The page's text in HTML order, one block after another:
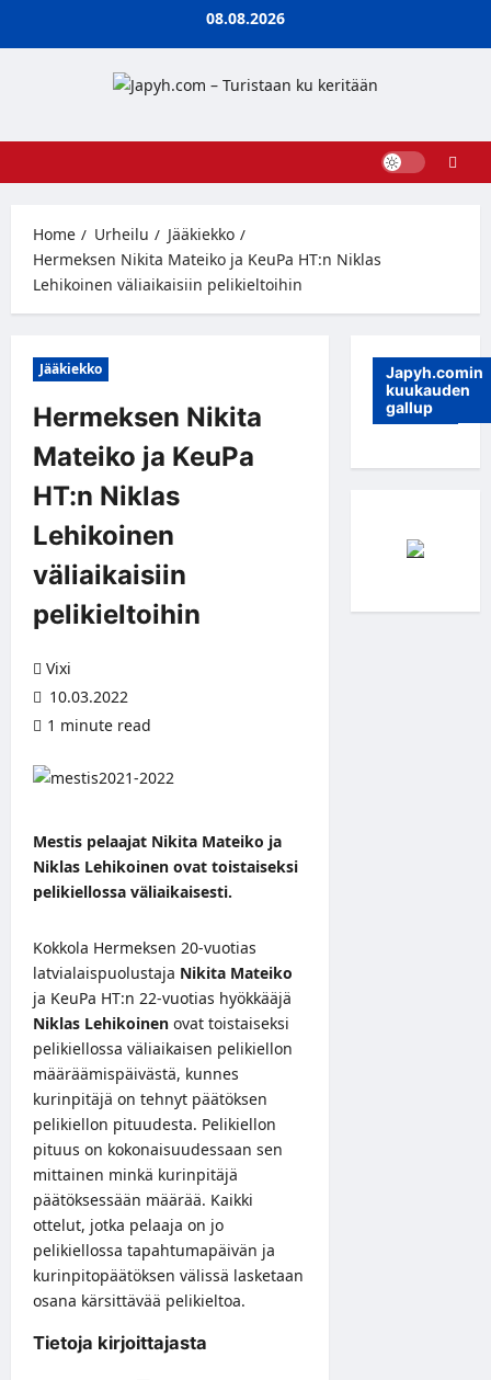
08.08.2026
Home Urheilu
Jääkiekko
Hermeksen Nikita Mateiko ja KeuPa HT:n Niklas
Lehikoinen väliaikaisiin pelikieltoihin
Jääkiekko
Hermeksen Nikita
Mateiko ja KeuPa
HT:n Niklas
Lehikoinen
väliaikaisiin
pelikieltoihin
Vixi
10.03.2022
1 minute read
Mestis pelaajat Nikita Mateiko ja
Niklas Lehikoinen ovat toistaiseksi
pelikiellossa väliaikaisesti.
Kokkola Hermeksen 20-vuotias
latvialaispuolustaja Nikita Mateiko
ja KeuPa HT:n 22-vuotias hyökkääjä
Niklas Lehikoinen ovat toistaiseksi
pelikiellossa väliaikaisen pelikiellon
määräämispäivästä, kunnes
kurinpitäjä on tehnyt päätöksen
pelikiellon pituudesta. Pelikiellon
pituus on kokonaisuudessaan sen
mittainen minkä kurinpitäjä
päätöksessään määrää. Kaikki
ottelut, jotka pelaaja on jo
pelikiellossa tapahtumapäivän ja
kurinpitopäätöksen välissä lasketaan
osana kärsittävää pelikieltoa.
Tietoja kirjoittajasta
Japyh.comin
kuukauden
gallup